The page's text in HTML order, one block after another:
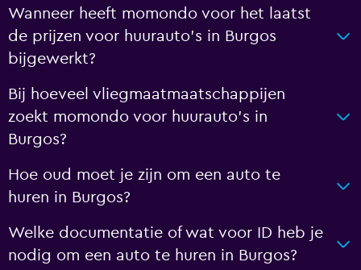
Wanneer heeft momondo voor het laatst
de prijzen voor huurauto's in Burgos
bijgewerkt?
Bij hoeveel vliegmaatmaatschappijen
zoekt momondo voor huurauto's in
Burgos?
Hoe oud moet je zijn om een auto te
huren in Burgos?
Welke documentatie of wat voor ID heb je
nodig om een auto te huren in Burgos?